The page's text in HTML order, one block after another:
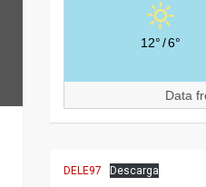
12°/6°
Data
DELE97 Descarga